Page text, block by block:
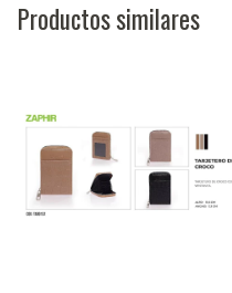
Productos similares